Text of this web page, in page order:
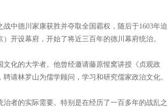
中德川家康获胜并夺取全国霸权，随后于1603年迫
开设幕府，开始了将近三百年的德川幕府统治。
化的大学者。他曾经邀请藤原惺窝讲授《贞观政
请林罗山为儒学顾问，学习和研究儒家政治文化。
者的实际需要。特别是在经历了一百多年的战乱之